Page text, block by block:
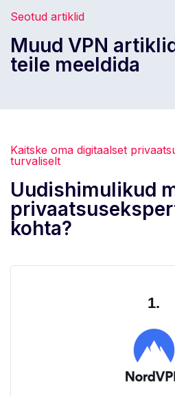
Seotud artiklid
Muud VPN
teile meeldida
Kaitske oma digitaalset
turvaliselt
Uudishimulikud
kohta?
1.